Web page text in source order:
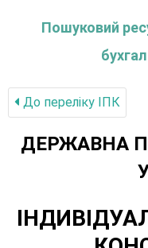
Пошуковий
До переліку IПК
ДЕРЖАВНА